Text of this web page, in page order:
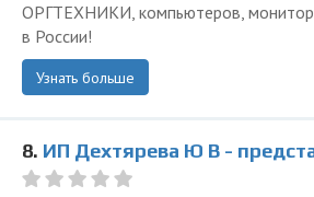
ОРГТЕХНИКИ, компьютеров,
в России!
Узнать больше
8. ИП Дехтярева Ю В - представитель ООО Ведущая